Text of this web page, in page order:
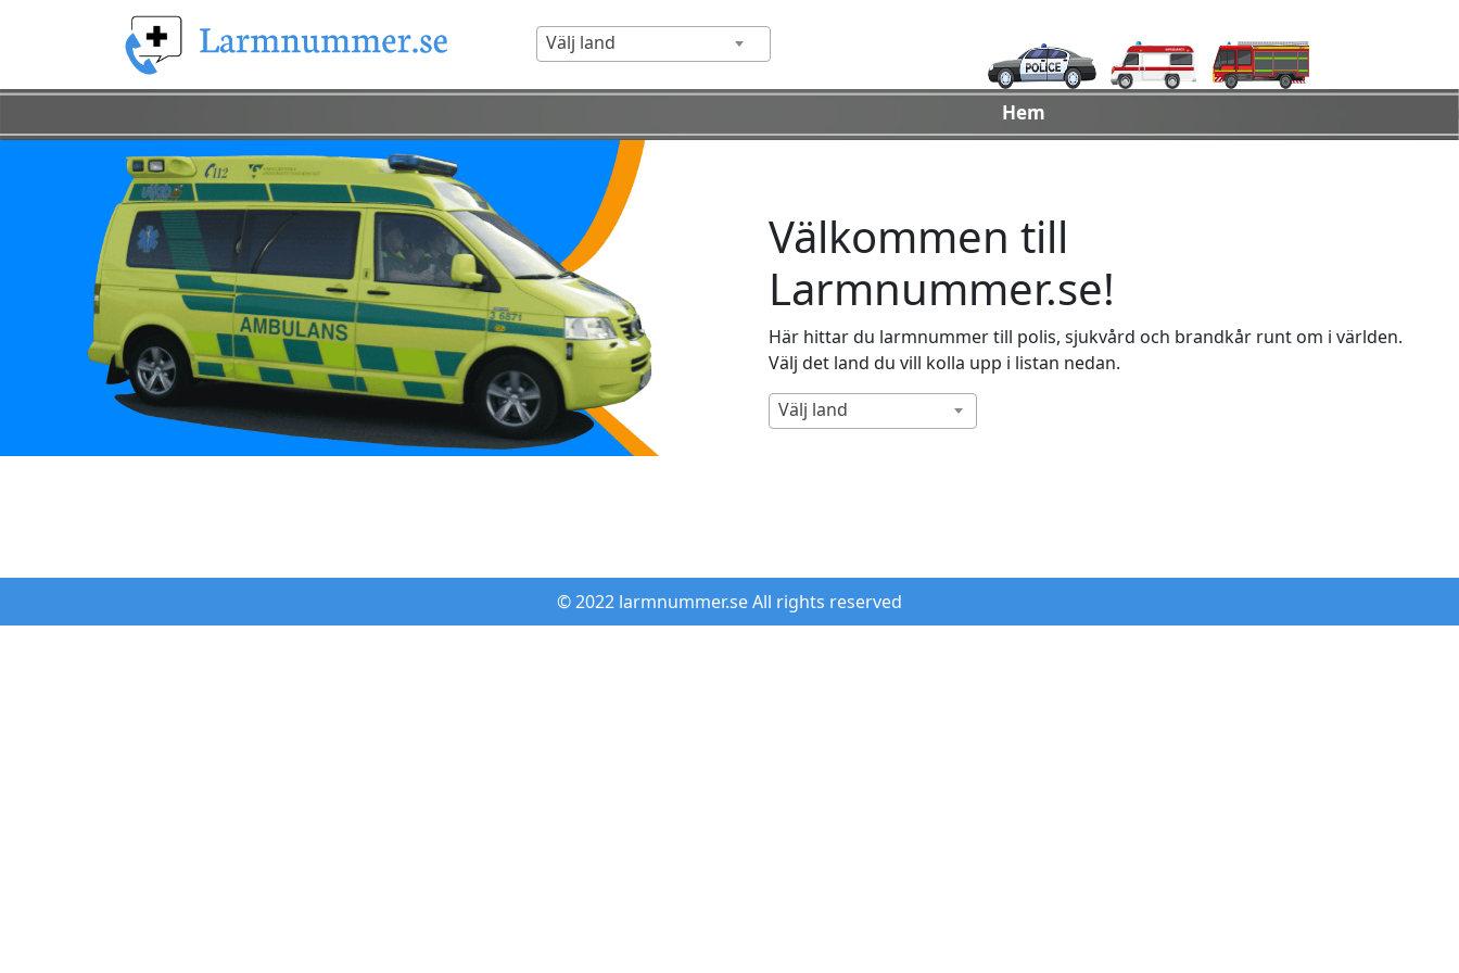
Välj land
Hem
Välkommen till
Larmnummer.se!
Här hittar du larmnummer till polis, sjukvård och brandkår runt om i världen.
Välj det land du vill kolla upp i listan nedan.
Välj land
© 2022 larmnummer.se All rights reserved